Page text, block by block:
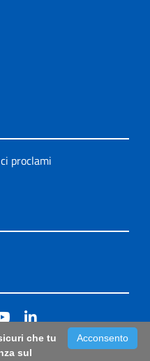
proclami
di prima istanza per
Acconsento
che tu
sul